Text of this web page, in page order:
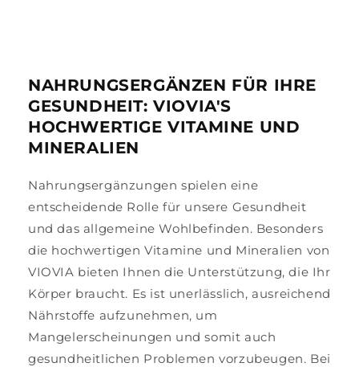
NAHRUNGSERGÄNZEN FÜR IHRE
GESUNDHEIT:VIOVIA'S
HOCHWERTIGE VITAMINE UND
MINERALIEN
Nahrungsergänzungen spielen eine
entscheidende Rolle für unsere Gesundheit
und das allgemeine Wohlbefinden. Besonders
die hochwertigen Vitamine und Mineralien von
VIOVIA bieten Ihnen die Unterstützung, die Ihr
Körper braucht. Es ist unerlässlich, ausreichend
Nährstoffe aufzunehmen, um
Mangelerscheinungen und somit auch
gesundheitlichen Problemen vorzubeugen. Bei